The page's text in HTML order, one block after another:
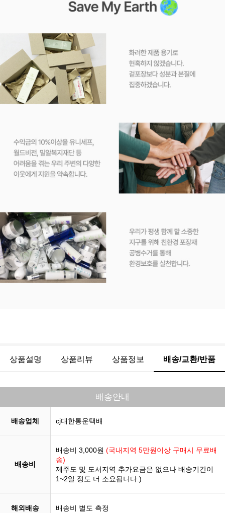
상품설명 상품리뷰 상품정보 배송/교환/반품
배송안내
배송업체 cj대한통운택배
배송비
배송비 3,000원 (국내지역 5만원이상 구매시 무료배
송)
제주도 및 도서지역 추가요금은 없으나 배송기간이
1~2일 정도 더 소요됩니다.)
해외배송 배송비 별도 측정